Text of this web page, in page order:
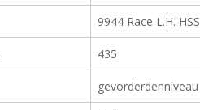
9944 Race L.H. HSS
435
gevorderdenniveau